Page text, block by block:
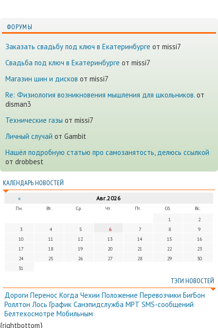
ФОРУМЫ
Заказать свадьбу под ключ в Екатеринбурге от missi7
Cвадьба под ключ в Екатеринбурге от missi7
Магазин шин и дисков от missi7
Re: Физиология возникновения мышления для школьников. от
disman3
Технические газы от missi7
Личный случай от Gambit
Нашёл подробную статью про самозанятость, делюсь ссылкой
от drobbest
КАЛЕНДАРЬ НОВОСТЕЙ
« Авг.2026
Пн. Вт. Ср. Чт. Пт. Сб.
Вс.
1
2
3
4 5 6 7 8
9
10
11 12 13 14 15
16
17
18 19 20 21 22
23
24
25 26 27 28 29
30
31
ТЭГИ НОВОСТЕЙ
Дороги Перенос Когда Чехии Положение Перевозчики БигБон
Роллтон Лось График Санэпидслужба МРТ SMS-сообщений
Белтехосмотре Мобильным
{rightbottom}